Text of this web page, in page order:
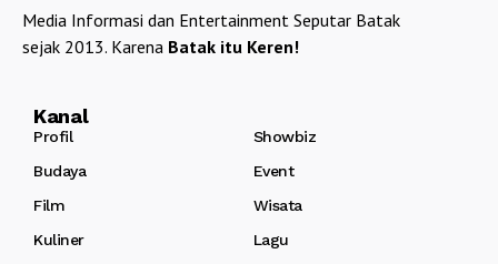
Media Informasi dan Entertainment Seputar Batak
sejak 2013. Karena Batak itu Keren!
Kanal
Profil
Showbiz
Budaya
Event
Film
Wisata
Kuliner
Lagu